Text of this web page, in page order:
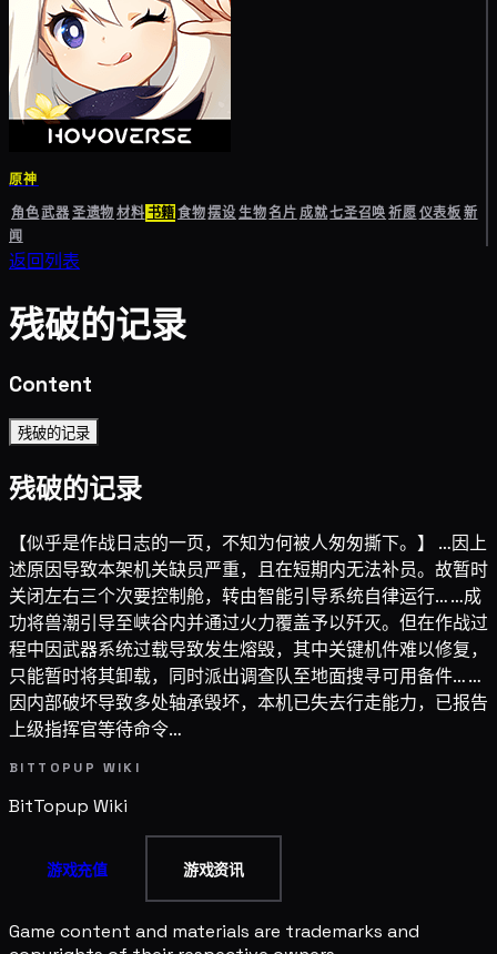
原神
角色武器圣遗物材料书籍食物摆设生物名片成就七圣召唤祈愿仪表板新
闻
返回列表
残破的记录
Content
残破的记录
残破的记录
【似乎是作战日志的一页，不知为何被人匆匆撕下。】 …因上
述原因导致本架机关缺员严重，且在短期内无法补员。故暂时
关闭左右三个次要控制舱，转由智能引导系统自律运行… …成
功将兽潮引导至峡谷内并通过火力覆盖予以歼灭。但在作战过
程中因武器系统过载导致发生熔毁，其中关键机件难以修复，
只能暂时将其卸载，同时派出调查队至地面搜寻可用备件… …
因内部破坏导致多处轴承毁坏，本机已失去行走能力，已报告
上级指挥官等待命令…
BITTOPUP WIKI
BitTopup Wiki
游戏充值 游戏资讯
Game content and materials are trademarks and